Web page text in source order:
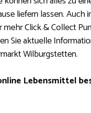
liefern lassen. Auch
mehr Click & Collect
Sie aktuelle
Wilburgstetten.
Lebensmittel